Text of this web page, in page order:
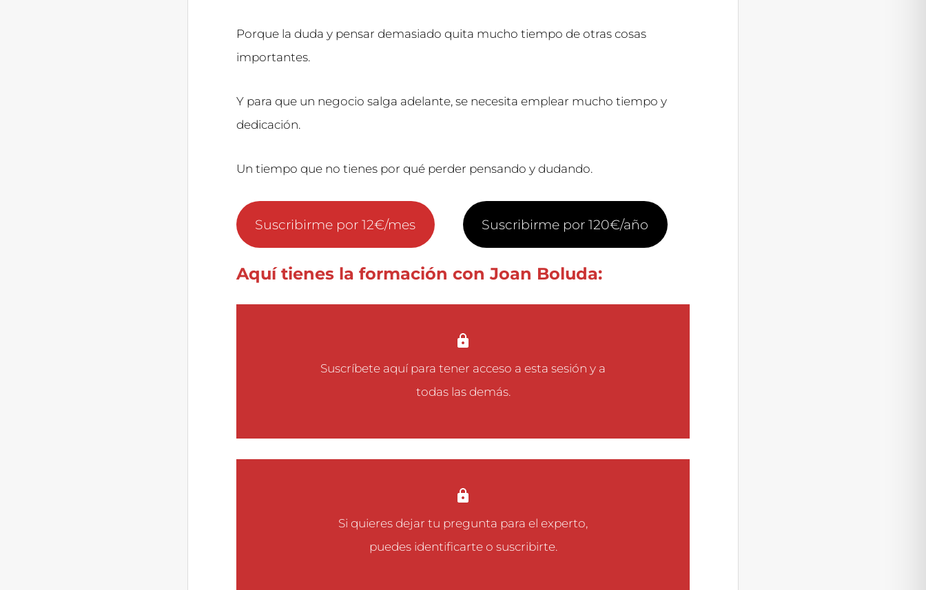
Porque la duda y pensar demasiado quita mucho tiempo de otras cosas
importantes.
Y para que un negocio salga adelante, se necesita emplear mucho tiempo y
dedicación.
Un tiempo que no tienes por qué perder pensando y dudando.
Suscribirme por 12€/mes Suscribirme por 120€/año
Aquí tienes la formación con Joan Boluda:
Suscríbete aquípara tener acceso a esta sesión y a
todas las demás.
Si quieres dejar tu pregunta para el experto,
puedes identificarteo suscribirte.